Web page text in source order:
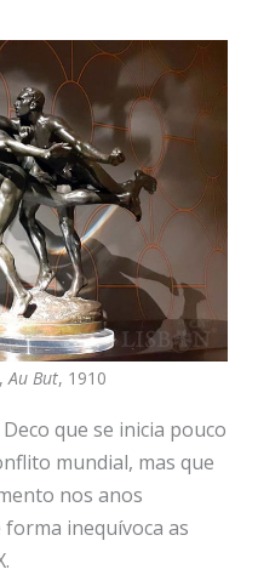
Au But, 1910
que se inicia pouco
mundial, mas que
nos anos
inequívoca as